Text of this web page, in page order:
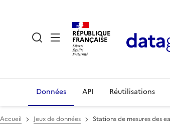
RÉPUBLIQUE
FRANÇAISE
Données API Réutilisations
Accueil Jeux de données Stations de mesures des